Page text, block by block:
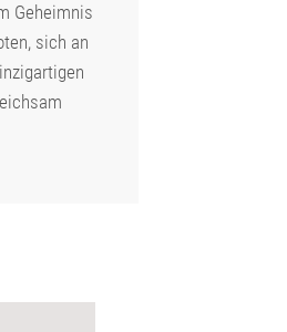
Geheimnis
sich an